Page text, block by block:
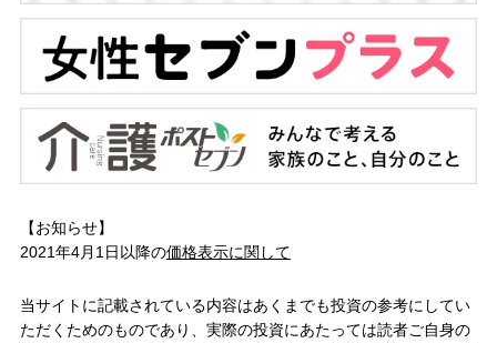
【お知らせ】
2021年4月1日以降の価格表示に関して
当サイトに記載されている内容はあくまでも投資の参考にしてい
ただくためのものであり、実際の投資にあたっては読者ご自身の